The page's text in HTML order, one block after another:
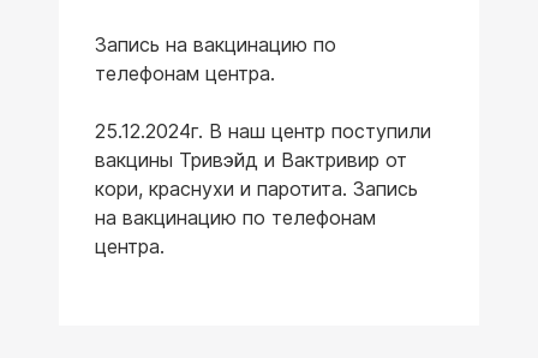
Запись на вакцинацию по
телефонам центра.
25.12.2024г. В наш центр поступили
вакцины Тривэйд и Вактривир от
кори, краснухи и паротита. Запись
на вакцинацию по телефонам
центра.